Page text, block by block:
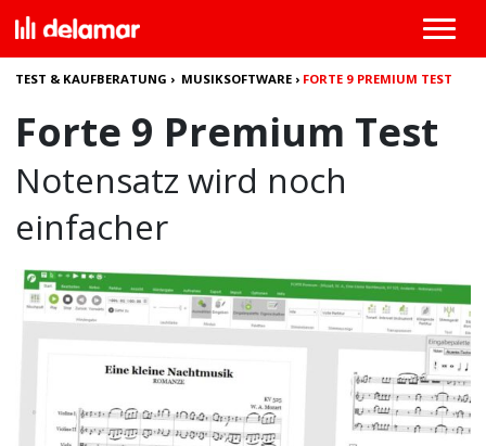
TEST & KAUFBERATUNG › MUSIKSOFTWARE › FORTE 9 PREMIUM TEST
Forte 9 Premium Test
Notensatz wird noch
einfacher